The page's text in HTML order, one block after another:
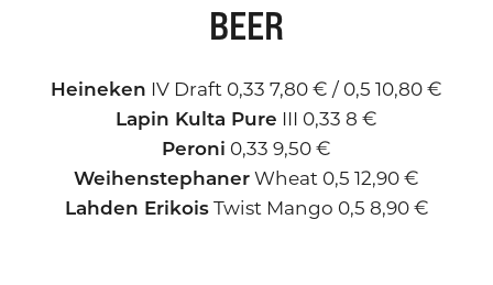
BEER
Heineken IV Draft 0,33 7,80 € / 0,5 10,80 €
Lapin Kulta Pure III 0,33 8 €
Peroni 0,33 9,50 €
WeihenstephanerWheat 0,5 12,90 €
Lahden ErikoisTwist Mango 0,5 8,90 €